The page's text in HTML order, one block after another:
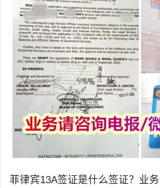
菲律宾13A签证是什么签证？业